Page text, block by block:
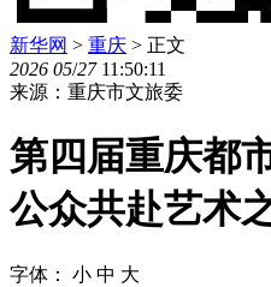
新华网 > 重庆 > 正文
2026 05/27 11:50:11
来源：重庆市文旅委
第四届重庆都
公众共赴艺术
字体： 小 中 大